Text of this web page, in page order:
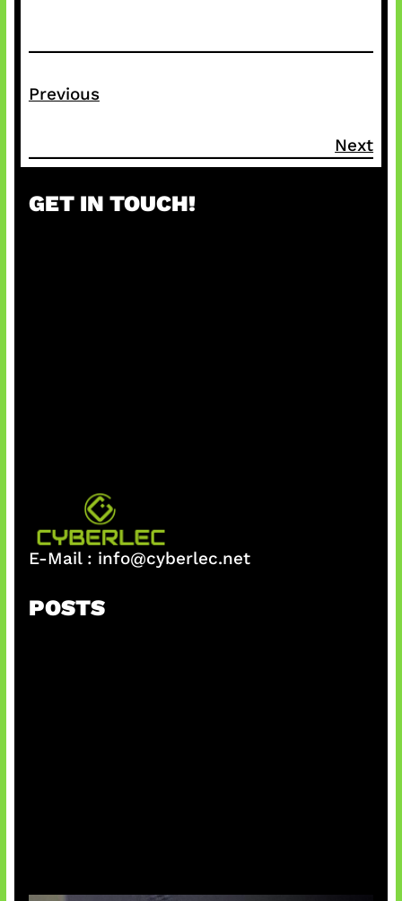
Previous
Next
GET IN TOUCH!
E-Mail : info@cyberlec.net
POSTS